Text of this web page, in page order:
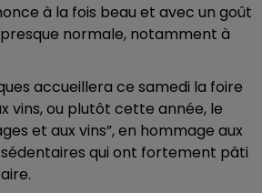
à la fois beau et avec un goût
normale, notamment à
accueillera ce samedi la foire
vins, ou plutôt cette année, le
et aux vins”, en hommage aux
qui ont fortement pâti